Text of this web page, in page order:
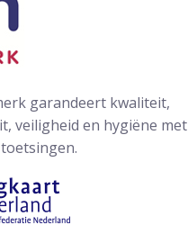
garandeert kwaliteit,
veiligheid en hygiëne met